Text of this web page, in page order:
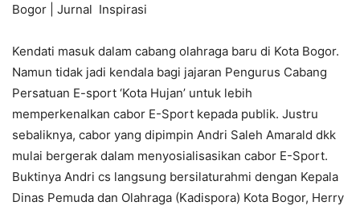
Bogor | Jurnal Inspirasi
Kendati masuk dalam cabang olahraga baru di Kota Bogor.
Namun tidak jadi kendala bagi jajaran Pengurus Cabang
Persatuan E-sport ‘Kota Hujan’ untuk lebih
memperkenalkan cabor E-Sport kepada publik. Justru
sebaliknya, cabor yang dipimpin Andri Saleh Amarald dkk
mulai bergerak dalam menyosialisasikan cabor E-Sport.
Buktinya Andri cs langsung bersilaturahmi dengan Kepala
Dinas Pemuda dan Olahraga (Kadispora) Kota Bogor, Herry